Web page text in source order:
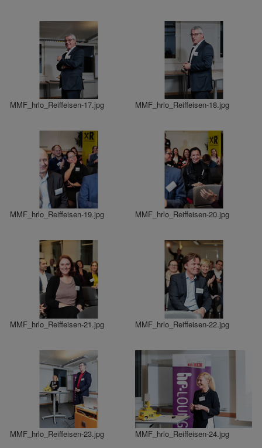
MMF_hrlo_Reiffeisen-17.jpg MMF_hrlo_Reiffeisen-18.jpg
MMF_hrlo_Reiffeisen-19.jpg MMF_hrlo_Reiffeisen-20.jpg
MMF_hrlo_Reiffeisen-21.jpg MMF_hrlo_Reiffeisen-22.jpg
MMF_hrlo_Reiffeisen-23.jpg MMF_hrlo_Reiffeisen-24.jpg